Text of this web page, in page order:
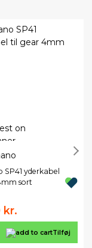
SP41 yderkabel
sort
kr.
Tilføj